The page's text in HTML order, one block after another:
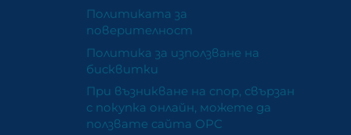
Политиката за
поверителност
Политика за използване на
бисквитки
При възникване на спор, свързан
с покупка онлайн, можете да
ползвате сайта ОРС